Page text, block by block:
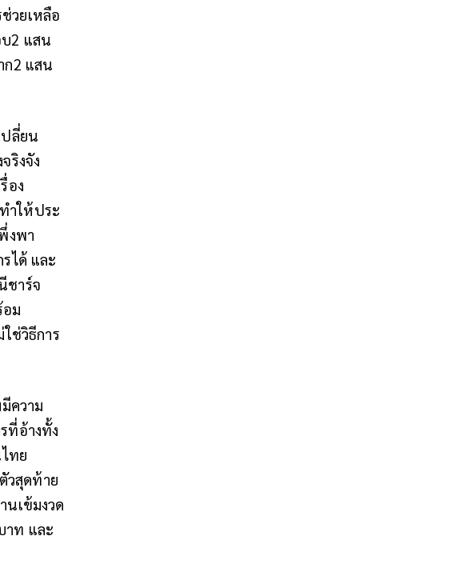
วยเหลือ
บ2 แสน
ก2 แสน
ปลี่ยน
ริงจัง
อง
ำให้ประ
งพา
ได้ และ
ชาร์จ
ม
ช่วิธีการ
ความ
ที่อ้างทั้ง
ทย
วสุดท้าย
นเข้มงวด
าท และ